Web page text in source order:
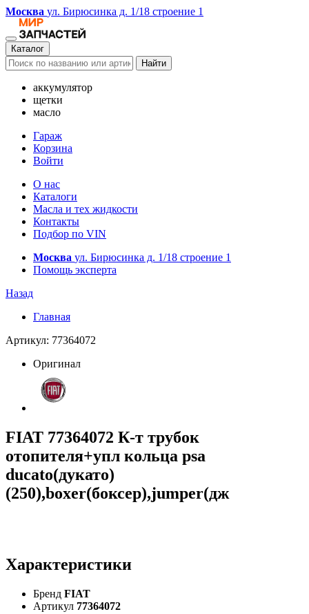
Москва ул. Бирюсинка д. 1/18 строение 1
Каталог
Найти
аккумулятор
щетки
масло
Гараж
Корзина
Войти
О нас
Каталоги
Масла и тех жидкости
Контакты
Подбор по VIN
Москва ул. Бирюсинка д. 1/18 строение 1
Помощь эксперта
Назад
Главная
Артикул: 77364072
Оригинал
FIAT 77364072 К-т трубок
отопителя+упл кольца psa
ducato(дукато)
(250),boxer(боксер),jumper(дж
Характеристики
Бренд FIAT
Артикул 77364072